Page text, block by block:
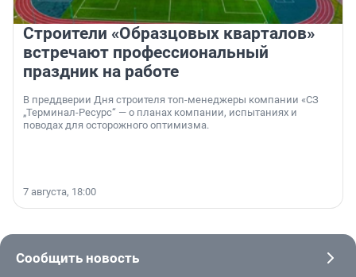
Строители «Образцовых кварталов»
встречают профессиональный
праздник на работе
В преддверии Дня строителя топ-менеджеры компании «СЗ
„Терминал-Ресурс“ — о планах компании, испытаниях и
поводах для осторожного оптимизма.
7 августа, 18:00
Сообщить новость